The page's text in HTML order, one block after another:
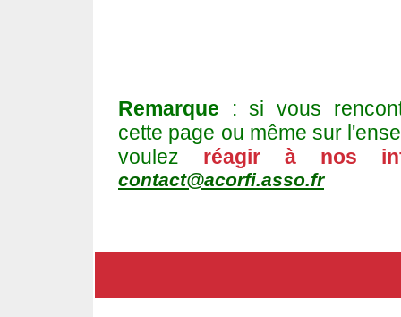
Remarque : si vous
cette page ou même sur
voulez réagir à nos
contact@acorfi.asso.fr